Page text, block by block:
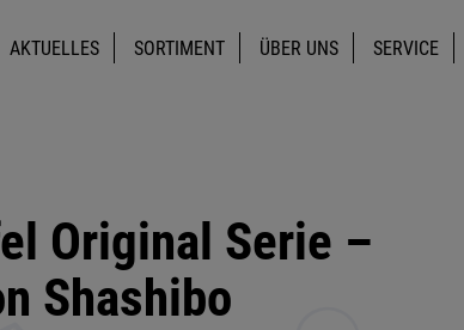
AKTUELLES SORTIMENT ÜBER UNS SERVICE
Original Serie –
Shashibo